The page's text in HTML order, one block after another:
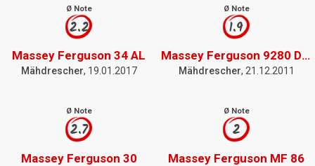
Ø Note
2.2
Massey Ferguson 34 AL
Mähdrescher, 19.01.2017
Ø Note
1.9
Massey Ferguson 9280 Delta
Mähdrescher, 21.12.2011
Ø Note
2.7
Massey Ferguson 30
Ø Note
2
Massey Ferguson MF 86